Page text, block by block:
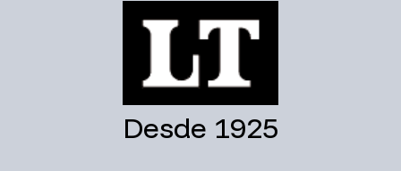
Desde 1925